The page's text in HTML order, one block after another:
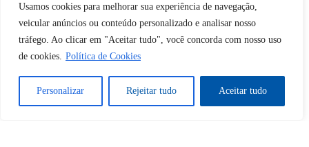
Usamos cookies para melhorar sua experiência de navegação,
veicular anúncios ou conteúdo personalizado e analisar nosso
tráfego. Ao clicar em "Aceitar tudo", você concorda com nosso uso
de cookies. Política de Cookies
Personalizar Rejeitar tudo Aceitar tudo
Desbloquear esquerda : 0